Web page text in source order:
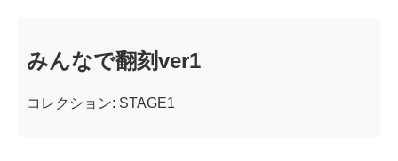
みんなで翻刻ver1
コレクション: STAGE1